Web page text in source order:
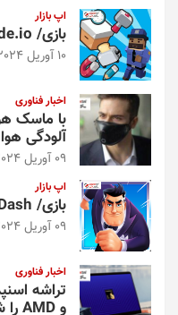
اپ بازار
بازی/ Hide.io؛ از چشم بقیه پنهان شوید
10 آوریل 2024
اخبار فناوری
با ماسک
آلودگی
09 آوریل 2024
اپ بازار
بازی/ Agent Dash؛ سکه‌ها را جمع کنید
09 آوریل 2024
اخبار فناوری
و AMD را شکست داد